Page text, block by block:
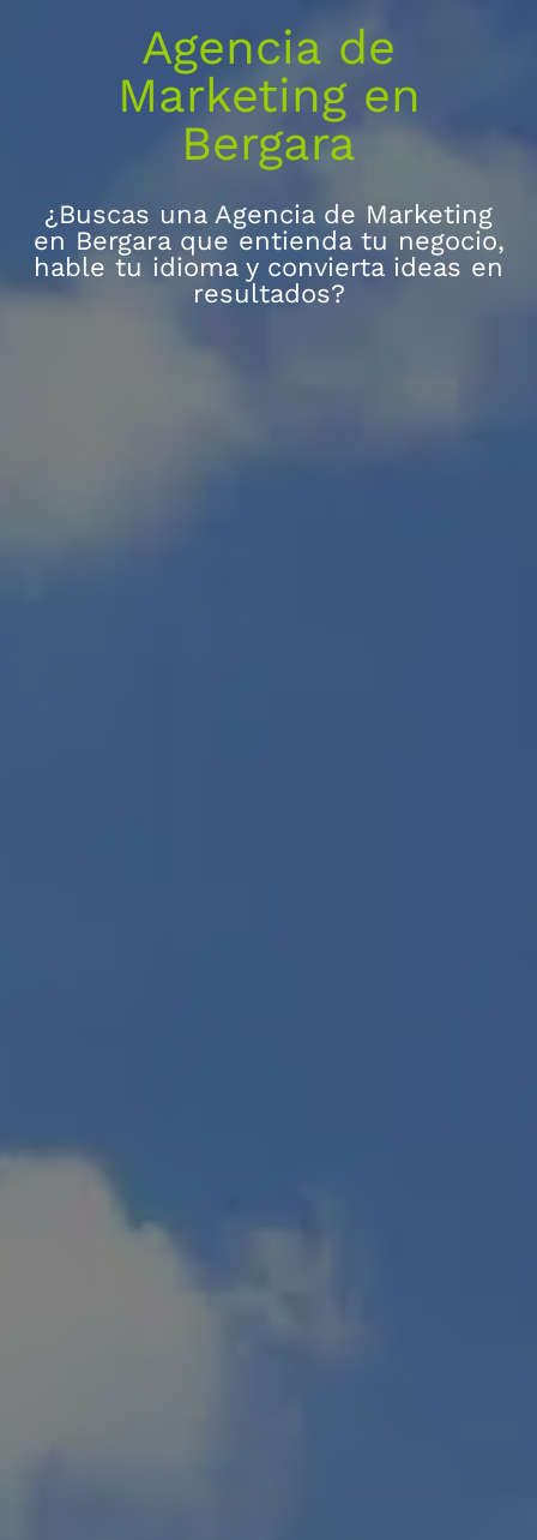
Agencia de
Marketing en
Bergara
¿Buscas una Agencia de Marketing
en Bergara que entienda tu negocio,
hable tu idioma y convierta ideas en
resultados?